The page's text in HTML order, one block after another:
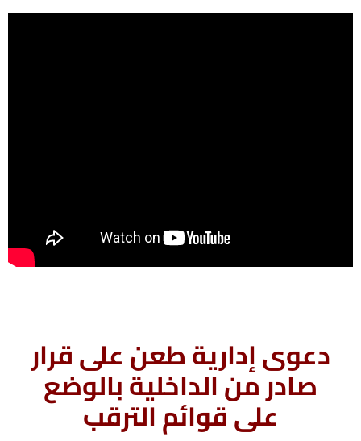
دعوى إدارية طعن على قرار
صادر من الداخلية بالوضع
على قوائم الترقب